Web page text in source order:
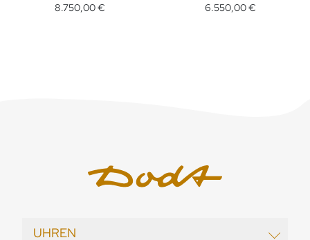
8.750,00 € 6.550,00 €
UHREN